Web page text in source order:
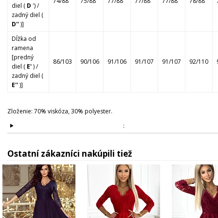
diel ( D ') /
zadný diel (
D'')]
Dĺžka od
ramena
[predný
diel ( E') /
zadný diel (
E'')]
86/103 90/106 91/106 91/107 91/107 92/110
Zloženie: 70% viskóza, 30% polyester.
:
Ostatní zákazníci nakúpili tiež